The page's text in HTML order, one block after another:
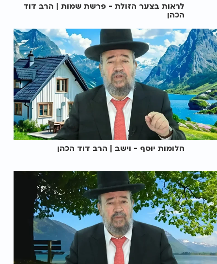
לראות בצער הזולת - פרשת שמות | הרב דוד
הכהן
חלומות יוסף - וישב | הרב דוד הכהן